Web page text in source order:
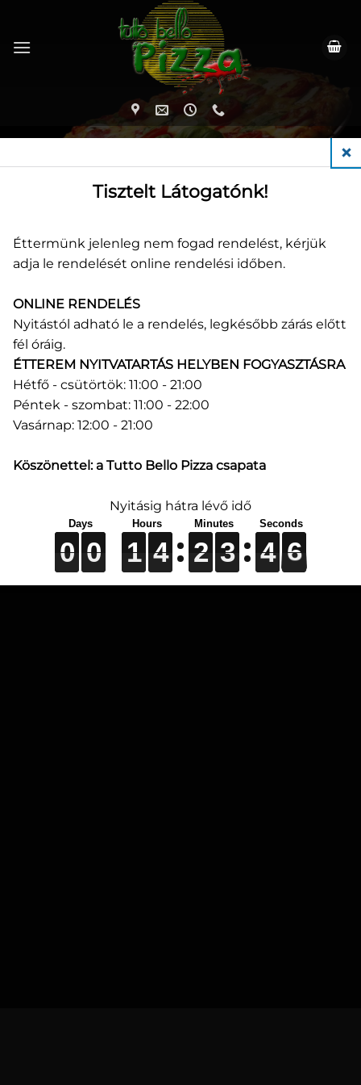
content
Üdvözli Önt a
TUTTO BELLO
PIZZÉRIA
ONLINE RENDELÉS
Tisztelt Látogatónk!
Éttermünk jelenleg nem fogad rendelést, kérjük
adja le rendelését online rendelési időben.
ONLINE RENDELÉS
Nyitástól adható le a rendelés, legkésőbb zárás előtt
fél óráig.
ÉTTEREM NYITVATARTÁS HELYBEN FOGYASZTÁSRA
Hétfő - csütörtök: 11:00 - 21:00
Péntek - szombat: 11:00 - 22:00
Vasárnap: 12:00 - 21:00
Köszönettel: a Tutto Bello Pizza csapata
Nyitásig hátra lévő idő
0
0
0
0 0
0
0
0 1
1
1
1 4
4
4
4 2
2
2
2 3
3
3
3 4
4
4
4 6
7
6
7